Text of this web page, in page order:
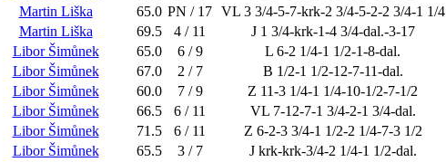
Martin Liška 65.0 PN / 17 VL 3 3/4-5-7-krk-2 3/4-5-2-2 3/4-1 1/4
Martin Liška 69.5 4 / 11 J 1 3/4-krk-1-4 3/4-dal.-3-17
Libor Šimůnek 65.0 6 / 9 L 6-2 1/4-1 1/2-1-8-dal.
Libor Šimůnek 67.0 2 / 7 B 1/2-1 1/2-12-7-11-dal.
Libor Šimůnek 60.0 7 / 9 Z 11-3 1/4-1 1/4-10-1/2-7-1/2
Libor Šimůnek 66.5 6 / 11 VL 7-12-7-1 3/4-2-1 3/4-dal.
Libor Šimůnek 71.5 6 / 11 Z 6-2-3 3/4-1 1/2-2 1/4-7-3 1/2
Libor Šimůnek 65.5 3 / 7 J krk-krk-3/4-2 1/4-1 1/2-dal.